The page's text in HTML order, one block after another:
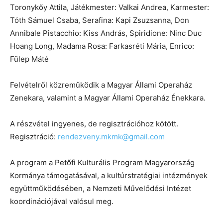
Toronykőy Attila, Játékmester: Valkai Andrea, Karmester:
Tóth Sámuel Csaba, Serafina: Kapi Zsuzsanna, Don
Annibale Pistacchio: Kiss András, Spiridione: Ninc Duc
Hoang Long, Madama Rosa: Farkasréti Mária, Enrico:
Fülep Máté
Felvételről közreműködik a Magyar Állami Operaház
Zenekara, valamint a Magyar Állami Operaház Énekkara.
A részvétel ingyenes, de regisztrációhoz kötött.
Regisztráció: rendezveny.mkmk@gmail.com
A program a Petőfi Kulturális Program Magyarország
Kormánya támogatásával, a kultúrstratégiai intézmények
együttműködésében, a Nemzeti Művelődési Intézet
koordinációjával valósul meg.